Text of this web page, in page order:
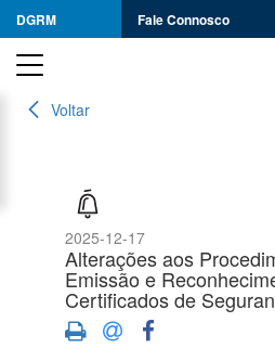
DGRM Fale Connosco
Voltar
2025-12-17
Alterações aos
Emissão e
Certificados de